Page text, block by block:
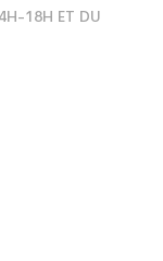
18H ET DU